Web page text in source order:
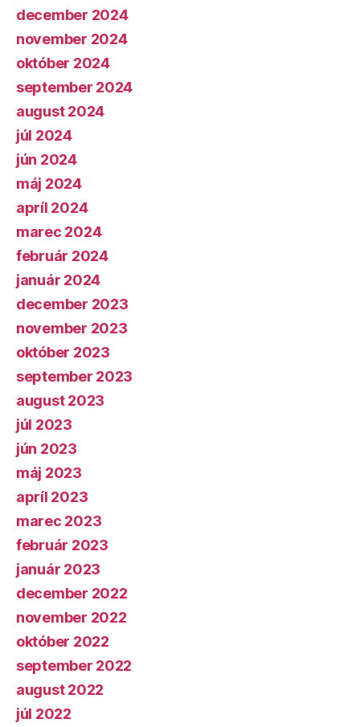
december 2024
november 2024
október 2024
september 2024
august 2024
júl 2024
jún 2024
máj 2024
apríl 2024
marec 2024
február 2024
január 2024
december 2023
november 2023
október 2023
september 2023
august 2023
júl 2023
jún 2023
máj 2023
apríl 2023
marec 2023
február 2023
január 2023
december 2022
november 2022
október 2022
september 2022
august 2022
júl 2022